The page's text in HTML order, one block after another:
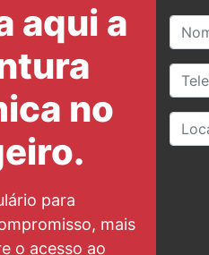
aqui a
no
para
mais
o acesso ao